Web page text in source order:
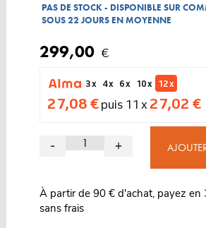
PAS DE STOCK - DISPONIBLE SUR
SOUS 22 JOURS EN MOYENNE
299,00 €
3 x 4 x 6 x 10 x 12 x
27,08 €puis 11 x 27,02 €
- +
À partir de 90 € d'achat, payez en
sans frais